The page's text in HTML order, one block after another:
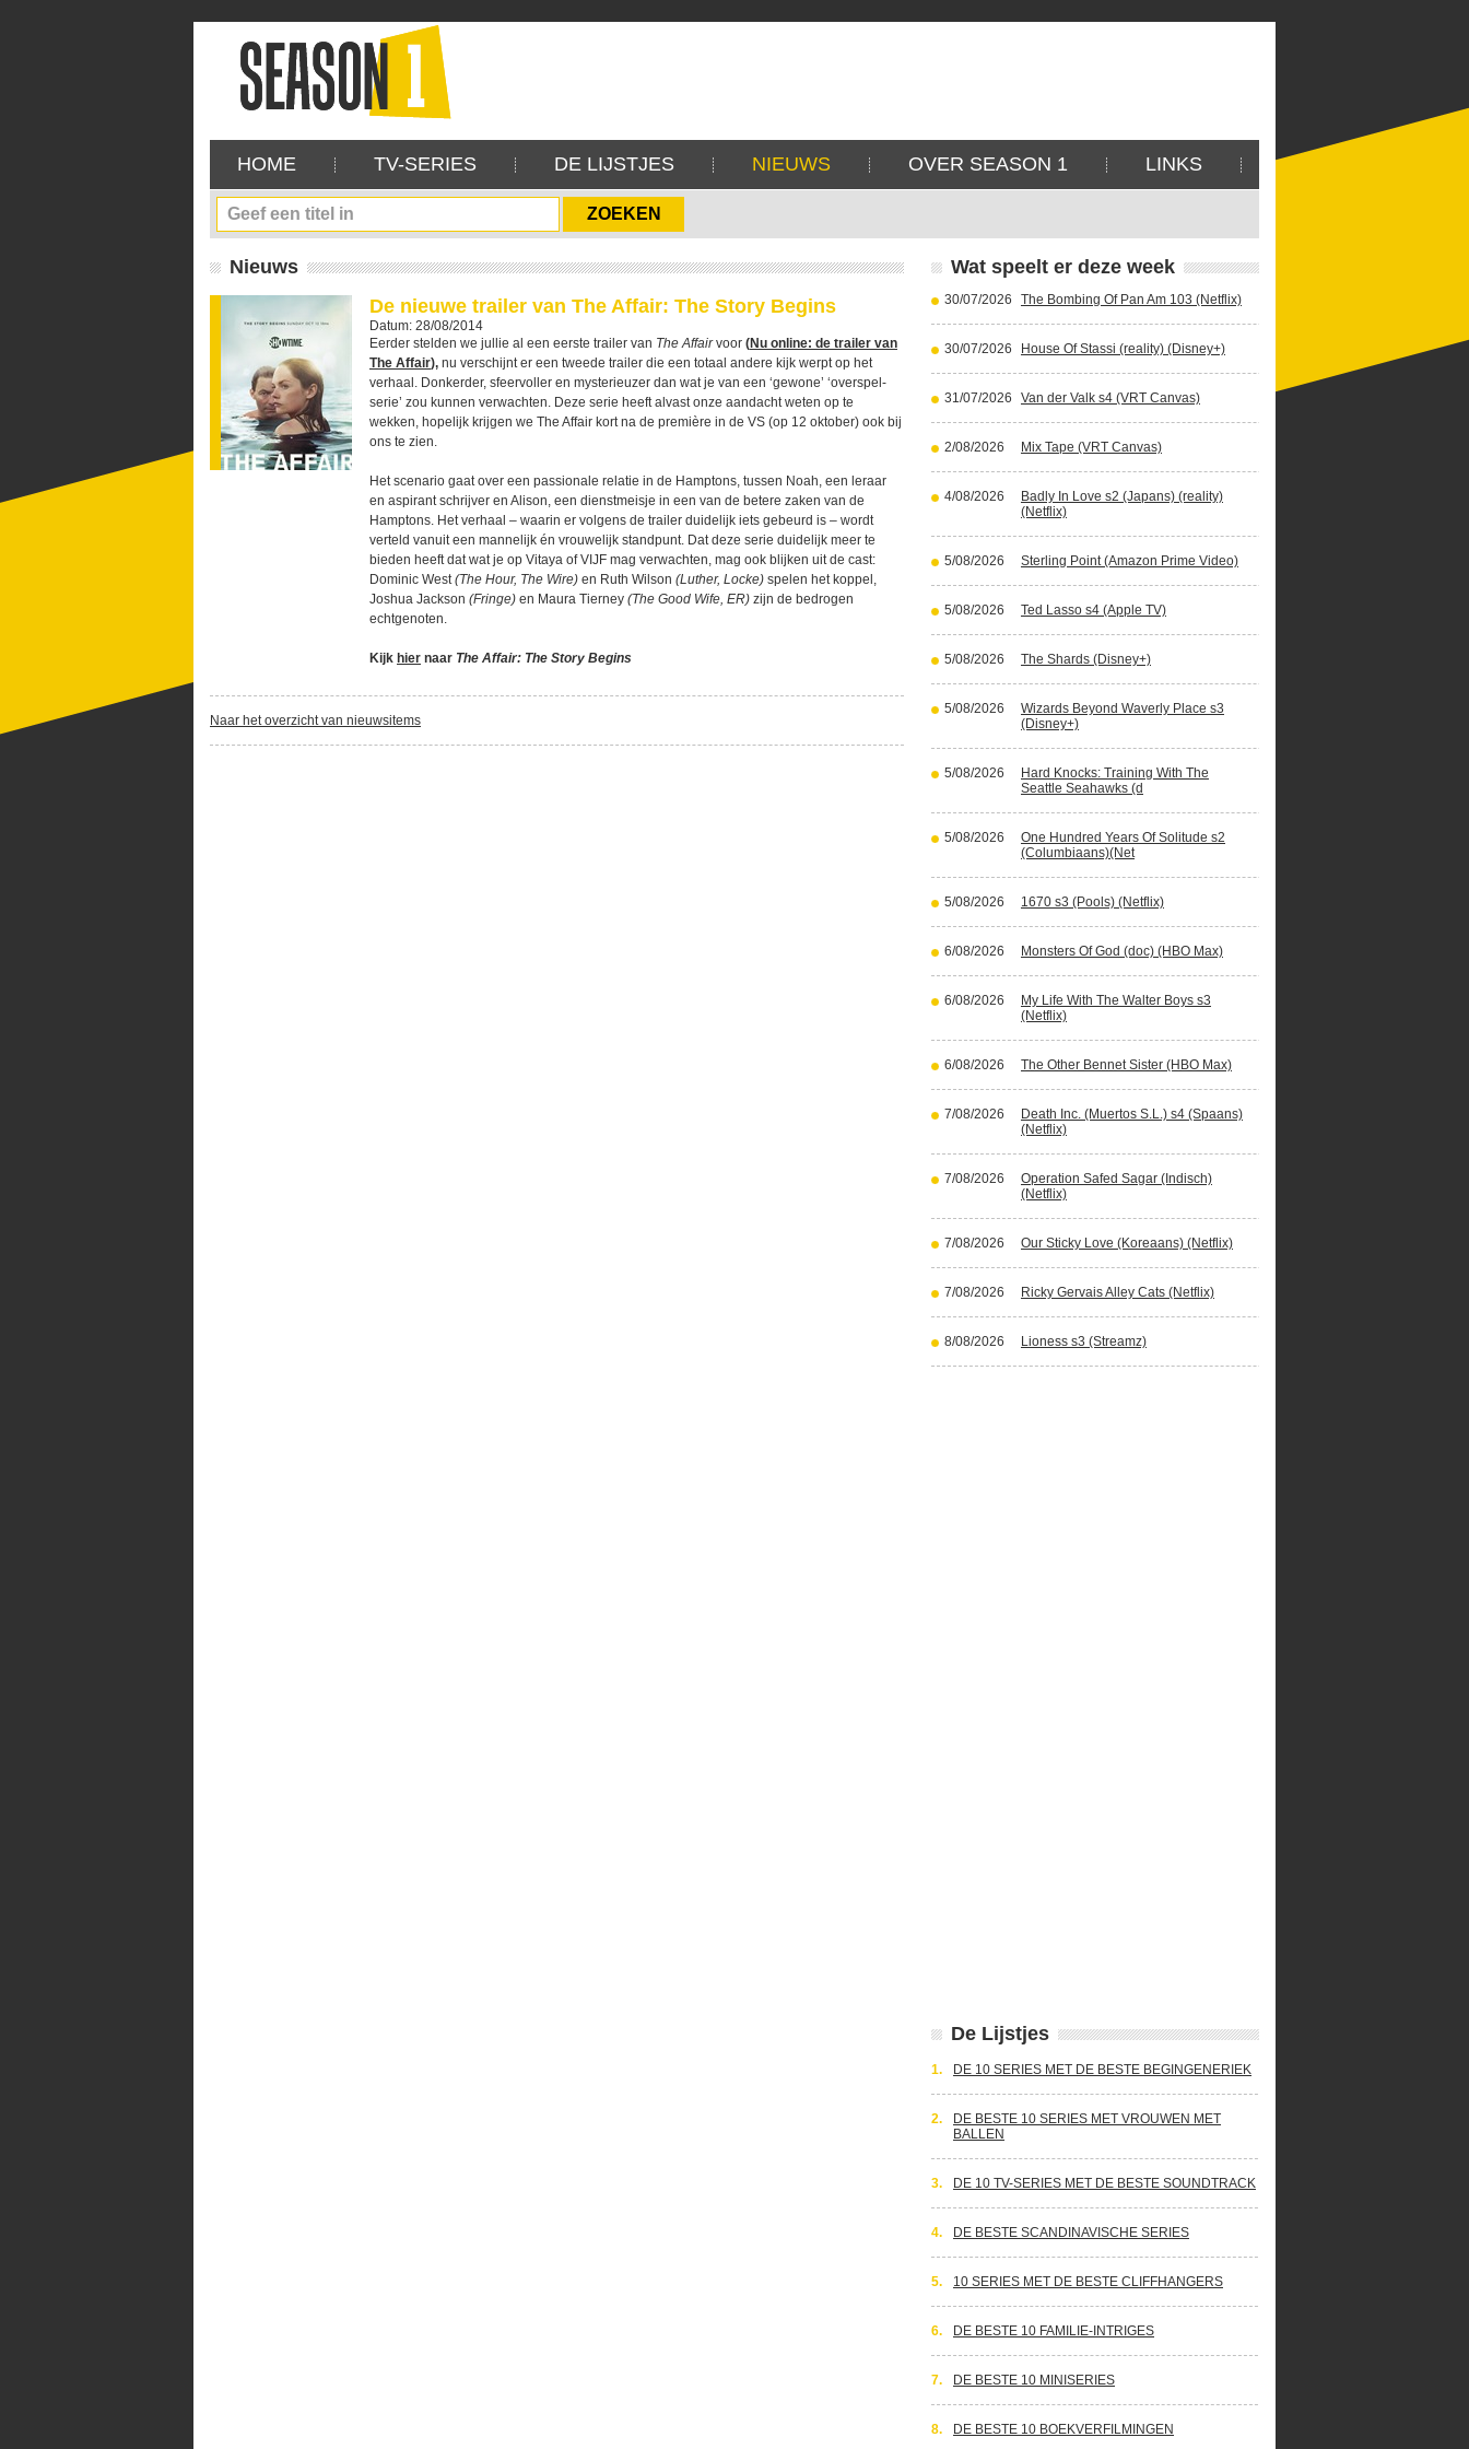
HOME TV-SERIES DE LIJSTJES NIEUWS OVER SEASON 1 LINKS
Nieuws
De nieuwe trailer van The Affair: The Story Begins
Datum: 28/08/2014
Eerder stelden we jullie al een eerste trailer van The Affairvoor (Nu online: de trailer van
The Affair), nu verschijnt er een tweede trailer die een totaal andere kijk werpt op het
verhaal. Donkerder, sfeervoller en mysterieuzer dan wat je van een ‘gewone’ ‘overspel-
serie’ zou kunnen verwachten. Deze serie heeft alvast onze aandacht weten op te
wekken, hopelijk krijgen we The Affair kort na de première in de VS (op 12 oktober) ook bij
ons te zien.
Het scenario gaat over een passionale relatie in de Hamptons, tussen Noah, een leraar
en aspirant schrijver en Alison, een dienstmeisje in een van de betere zaken van de
Hamptons. Het verhaal – waarin er volgens de trailer duidelijk iets gebeurd is – wordt
verteld vanuit een mannelijk én vrouwelijk standpunt. Dat deze serie duidelijk meer te
bieden heeft dat wat je op Vitaya of VIJF mag verwachten, mag ook blijken uit de cast:
Dominic West(The Hour, The Wire) en Ruth Wilson (Luther, Locke) spelen het koppel,
Joshua Jackson (Fringe) en Maura Tierney (The Good Wife, ER) zijn de bedrogen
echtgenoten.
Kijk hier naar The Affair: The Story Begins
Naar het overzicht van nieuwsitems
Wat speelt er deze week
30/07/2026 The Bombing Of Pan Am 103 (Netflix)
30/07/2026 House Of Stassi (reality) (Disney+)
31/07/2026 Van der Valk s4 (VRT Canvas)
2/08/2026 Mix Tape (VRT Canvas)
4/08/2026
Badly In Love s2 (Japans) (reality)
(Netflix)
5/08/2026 Sterling Point (Amazon Prime Video)
5/08/2026 Ted Lasso s4 (Apple TV)
5/08/2026 The Shards (Disney+)
5/08/2026
Wizards Beyond Waverly Place s3
(Disney+)
5/08/2026
Hard Knocks: Training With The
Seattle Seahawks (d
5/08/2026
One Hundred Years Of Solitude s2
(Columbiaans)(Net
5/08/2026 1670 s3 (Pools) (Netflix)
6/08/2026 Monsters Of God (doc) (HBO Max)
6/08/2026
My Life With The Walter Boys s3
(Netflix)
6/08/2026 The Other Bennet Sister (HBO Max)
7/08/2026
Death Inc. (Muertos S.L.) s4 (Spaans)
(Netflix)
7/08/2026
Operation Safed Sagar (Indisch)
(Netflix)
7/08/2026 Our Sticky Love (Koreaans) (Netflix)
7/08/2026 Ricky Gervais Alley Cats (Netflix)
8/08/2026 Lioness s3 (Streamz)
De Lijstjes
1. DE 10 SERIES MET DE BESTE BEGINGENERIEK
2.
DE BESTE 10 SERIES MET VROUWEN MET
BALLEN
3. DE 10 TV-SERIES MET DE BESTE SOUNDTRACK
4. DE BESTE SCANDINAVISCHE SERIES
5. 10 SERIES MET DE BESTE CLIFFHANGERS
6. DE BESTE 10 FAMILIE-INTRIGES
7. DE BESTE 10 MINISERIES
8. DE BESTE 10 BOEKVERFILMINGEN